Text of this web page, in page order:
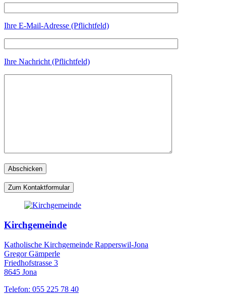
Ihre E-Mail-Adresse (Pflichtfeld)
Ihre Nachricht (Pflichtfeld)
Zum Kontaktformular
Kirchgemeinde
Katholische Kirchgemeinde Rapperswil-Jona
Gregor Gämperle
Friedhofstrasse 3
8645 Jona
Telefon: 055 225 78 40